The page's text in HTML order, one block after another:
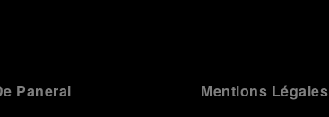
Panerai Mentions Légales